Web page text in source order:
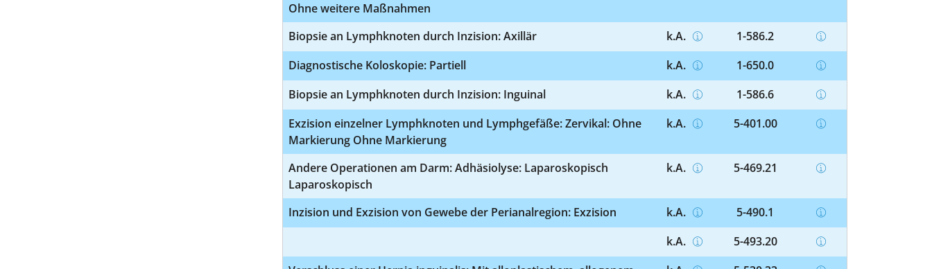
Ohne weitere Maßnahmen
Biopsie an Lymphknoten durch Inzision: Axillär k.A.
1-586.2
Diagnostische Koloskopie: Partiell
k.A.
1-650.0
Biopsie an Lymphknoten durch Inzision: Inguinal
k.A.
1-586.6
Exzision einzelner Lymphknoten und Lymphgefäße: Zervikal: Ohne
Markierung Ohne Markierung
k.A. 5-401.00
Andere Operationen am Darm: Adhäsiolyse: Laparoskopisch
Laparoskopisch
k.A. 5-469.21
Inzision und Exzision von Gewebe der Perianalregion: Exzision k.A.
5-490.1
k.A.
5-493.20